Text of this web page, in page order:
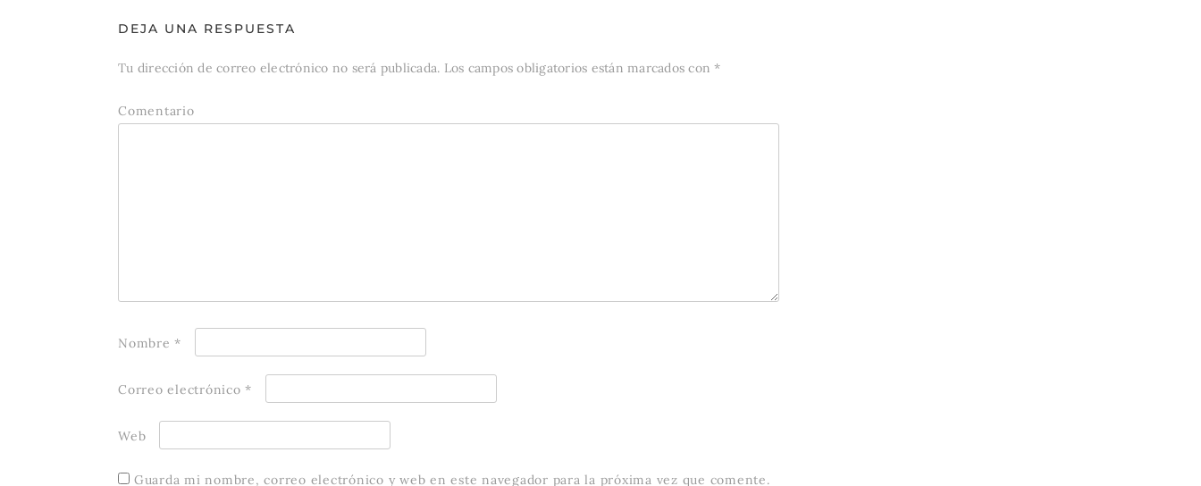
DEJA UNA RESPUESTA
Tu dirección de correo electrónico no será publicada. Los campos obligatorios están marcados con*
Comentario
Nombre*
Correo electrónico*
Web
Guarda mi nombre, correo electrónico y web en este navegador para la próxima vez que comente.